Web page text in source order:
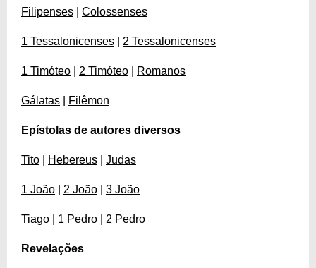
Filipenses Colossenses
1 Tessalonicenses 2 Tessalonicenses
1 Timóteo 2 Timóteo Romanos
Gálatas Filêmon
Epístolas de autores diversos
Tito Hebereus Judas
1 João 2 João 3 João
Tiago 1 Pedro 2 Pedro
Revelações